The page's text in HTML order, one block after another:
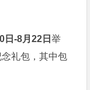
日-8月22日举
礼包，其中包